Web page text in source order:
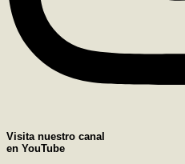
Visita nuestro canal
en YouTube